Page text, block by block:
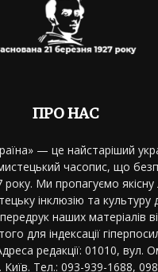
ПРО НАС
— це найстаріший
часопис, що
року. Ми пропагуємо якісну
інклюзію та культуру
наших матеріалів
для індексації
редакції: 01010, вул.
Тел.: 093-939-1688,